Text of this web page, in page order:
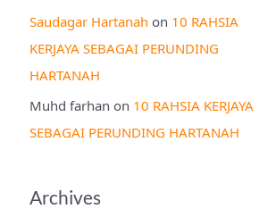
Saudagar Hartanah on 10 RAHSIA
KERJAYA SEBAGAI PERUNDING
HARTANAH
Muhd farhan on 10 RAHSIA KERJAYA
SEBAGAI PERUNDING HARTANAH
Archives